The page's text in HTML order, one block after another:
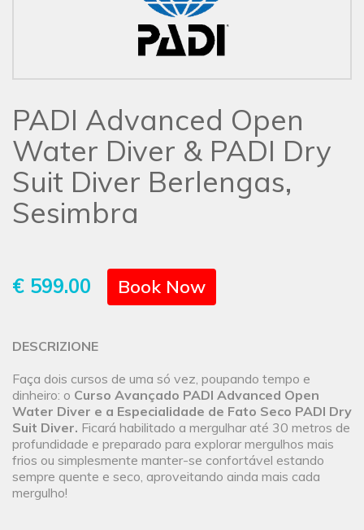
PADI Advanced Open
Water Diver & PADI Dry
Suit Diver Berlengas,
Sesimbra
€ 599.00 Book Now
DESCRIZIONE
Faça dois cursos de uma só vez, poupando tempo e
dinheiro: o Curso Avançado PADI Advanced Open
Water Diver e a Especialidade de Fato Seco PADI Dry
Suit Diver. Ficará habilitado a mergulhar até 30 metros de
profundidade e preparado para explorar mergulhos mais
frios ou simplesmente manter-se confortável estando
sempre quente e seco, aproveitando ainda mais cada
mergulho!